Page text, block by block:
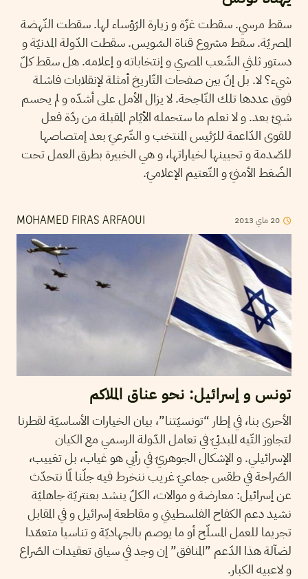
سقط مرسي. سقطت غزّة و زيارة الرّؤساء لها. سقطت النّهضة
المصريّة. سقط مشروع قناة السّويس. سقطت الدّولة المدنيّة و
دستور ثلثي الشّعب المصري و إنتخاباته و إعلامه. هل سقط كلّ
شيء؟ لا. بل إنّ بين صفحات التّاريخ أمثلة لإنقلابات فاشلة
فوق عددها تلك النّاجحة. لا يزال الأمل على أشدّه و لم يحسم
شيئ بعد. و لا نعلم ما ستحمله الأيّام المقبلة من ردّة فعل
للقوى الدّاعمة للرّئيس المنتخب و الشّرعيّ بعد إمتصاصها
للصّدمة و تحيينها لخياراتها، و هي الخبيرة بطرق العمل تحت
الضّغط الأمنيّ و التّعتيم الإعلاميّ.
MOHAMED FIRAS ARFAOUI 20 ماي 2013
تونس و إسرائيل: نحو عناق الملاكم
الأحرى بنا، في إطار “تونسيّتنا”، بيان الخيارات الأساسيّة لقطرنا
لتجاوز التّيه المبدئيّ في تعامل الدّولة الرسمي مع الكيان
الإسرائيلي. و الإشكال الجوهريّ في رأيي هو غياب، بل تغييب،
الصّراحة في طقس جماعيّ غريب ننخرط فيه جلّنا لمّا نتحدّث
عن إسرائيل: معارضة و موالات، الكلّ ينشد بعنتريّة جاهليّة
نشيد دعم الكفاح الفلسطيني و مقاطعة إسرائيل و في المقابل
تجريما للعمل المسلّح أو ما يوصم بالجهاديّة و تناسيا متعمّدا
لضآلة هذا الدّعم ”المنافق” إن وجد في سياق تعقيدات الصّراع
و لاعبيه الكبار.